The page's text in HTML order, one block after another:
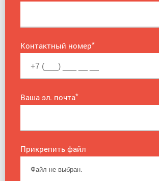
Контактный номер*
Ваша эл. почта*
Прикрепить файл